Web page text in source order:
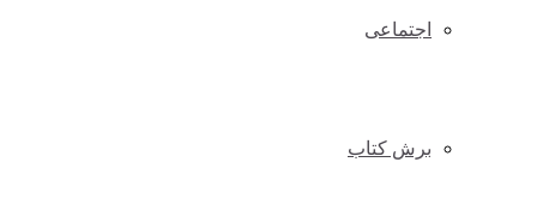
اجتماعی
برش کتاب